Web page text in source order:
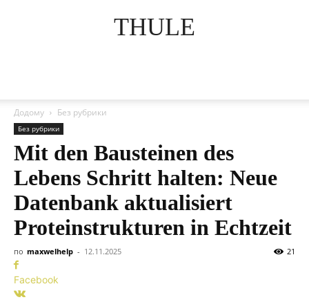
THULE
Додому Без рубрики
Без рубрики
Mit den Bausteinen des
Lebens Schritt halten: Neue
Datenbank aktualisiert
Proteinstrukturen in Echtzeit
по maxwelhelp - 12.11.2025 21
Facebook